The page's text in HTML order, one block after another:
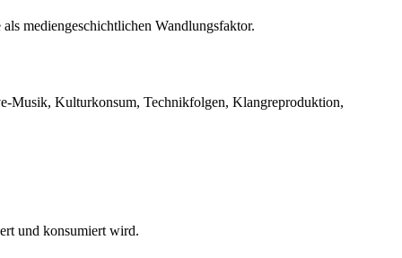
mediengeschichtlichen Wandlungsfaktor.
Musik, Kulturkonsum, Technikfolgen, Klangreproduktion,
und konsumiert wird.